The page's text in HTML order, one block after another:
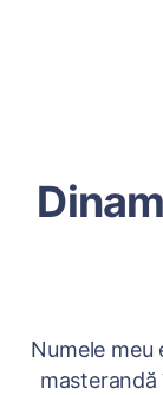
Numele meu